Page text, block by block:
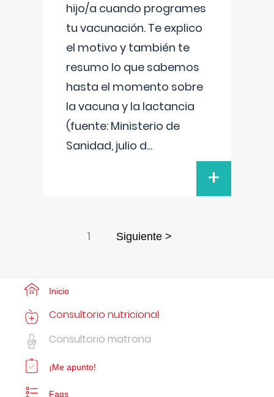
hijo/a cuando programes
tu vacunación. Te explico
el motivo y también te
resumo lo que sabemos
hasta el momento sobre
la vacuna y la lactancia
(fuente: Ministerio de
Sanidad, julio d...
+
1 Siguiente >
Inicio
Consultorio nutricional
Consultorio matrona
¡Me apunto!
Faqs